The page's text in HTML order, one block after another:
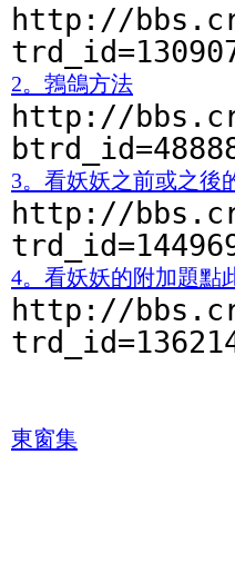
http://
2。鵓鴿方法
http://
3。看妖妖之前或之後
http://
4。看妖妖的附加題點
http://
東窗集